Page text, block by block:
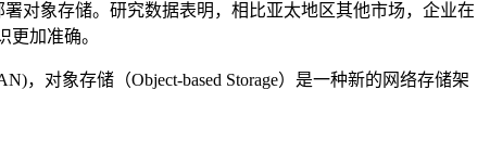
对象存储。研究数据表明，相比亚太地区其他市场，企业在
加准确。
，对象存储（Object-based Storage）是一种新的网络存储架